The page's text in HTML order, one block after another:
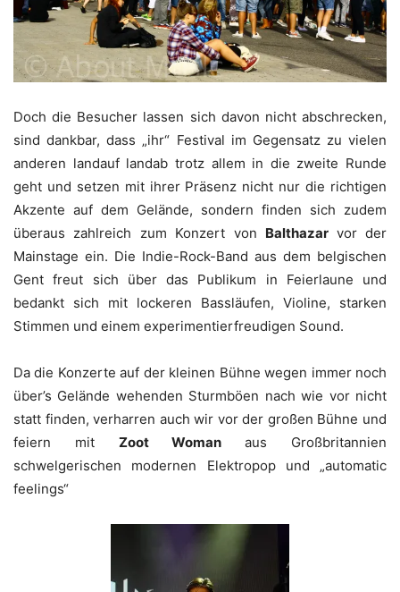
Doch die Besucher lassen sich davon nicht abschrecken,
sind dankbar, dass „ihr“ Festival im Gegensatz zu vielen
anderen landauf landab trotz allem in die zweite Runde
geht und setzen mit ihrer Präsenz nicht nur die richtigen
Akzente auf dem Gelände, sondern finden sich zudem
überaus zahlreich zum Konzert von Balthazar vor der
Mainstage ein. Die Indie-Rock-Band aus dem belgischen
Gent freut sich über das Publikum in Feierlaune und
bedankt sich mit lockeren Bassläufen, Violine, starken
Stimmen und einem experimentierfreudigen Sound.
Da die Konzerte auf der kleinen Bühne wegen immer noch
über’s Gelände wehenden Sturmböen nach wie vor nicht
statt finden, verharren auch wir vor der großen Bühne und
feiern mit Zoot Womanaus Großbritannien
schwelgerischen modernen Elektropop und „automatic
feelings“